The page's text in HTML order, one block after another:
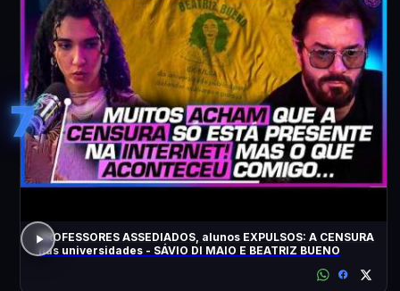
7
PROFESSORES ASSEDIADOS, alunos EXPULSOS: A CENSURA
nas universidades - SÁVIO DI MAIO E BEATRIZ BUENO